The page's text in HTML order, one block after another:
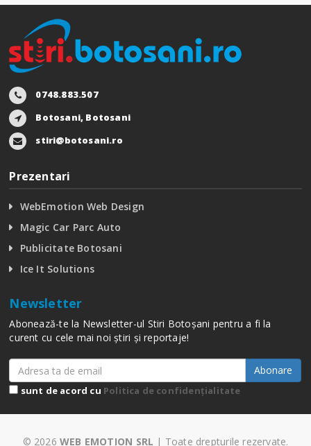
0748.883.507
Botosani, Botosani
stiri@botosani.ro
Prezentari
WebEmotion Web Design
Magic Car Parc Auto
Publicitate Botosani
Ice It Solutions
Newsletter
Abonează-te la Newsletter-ul Stiri Botoșani pentru a fi la
curent cu cele mai noi știri și reportaje!
Abonare
sunt de acord cu Politica de confidențialitate
© 2026 WEB EMOTION SRL | Toate drepturile rezervate.